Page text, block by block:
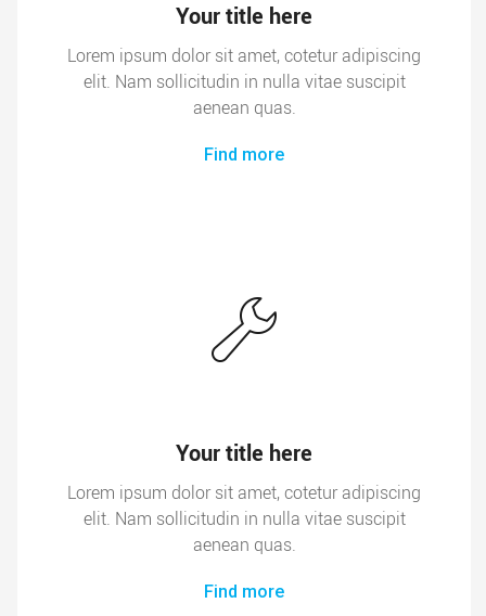
Your title here
Lorem ipsum dolor sit amet, cotetur adipiscing
elit. Nam sollicitudin in nulla vitae suscipit
aenean quas.
Find more
Your title here
Lorem ipsum dolor sit amet, cotetur adipiscing
elit. Nam sollicitudin in nulla vitae suscipit
aenean quas.
Find more